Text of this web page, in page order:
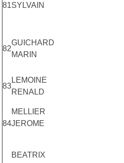
81SYLVAIN
82
GUICHARD
MARIN
83
LEMOINE
RENALD
84
MELLIER
JEROME
BEATRIX